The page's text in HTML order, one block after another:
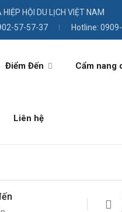
HỘI DU LỊCH VIỆT NAM
57-57-37 Hotline:
Điểm Đến Cẩm nang
Liên hệ